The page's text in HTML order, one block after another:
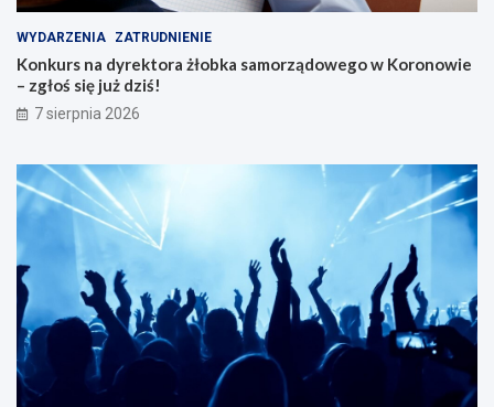
WYDARZENIA ZATRUDNIENIE
Konkurs na dyrektora żłobka samorządowego w Koronowie
– zgłoś się już dziś!
7 sierpnia 2026